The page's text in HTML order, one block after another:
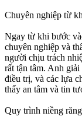
Chuyên nghiệp từ
Ngay từ khi bước
chuyên nghiệp và
người chịu trách
rất tận tâm. Anh
điều trị, và các lựa
thấy an tâm và tin
Quy trình niềng